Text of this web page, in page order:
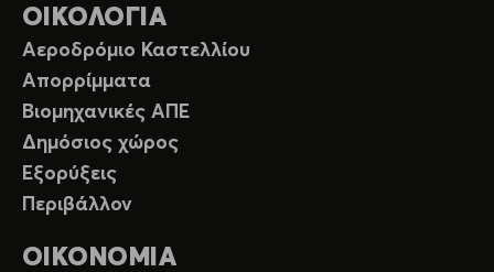
ΟΙΚΟΛΟΓΙΑ
Αεροδρόμιο Καστελλίου
Απορρίμματα
Βιομηχανικές ΑΠΕ
Δημόσιος χώρος
Εξορύξεις
Περιβάλλον
ΟΙΚΟΝΟΜΙΑ